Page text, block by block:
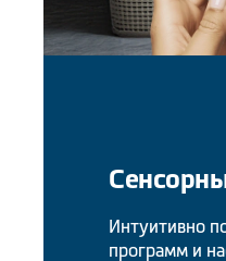
Интуитивно
программ и